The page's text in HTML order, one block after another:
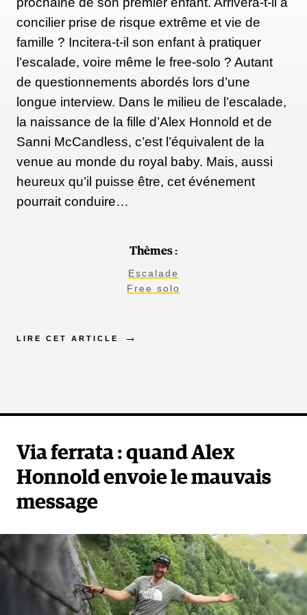
concilier prise de risque extrême et vie de
famille ? Incitera-t-il son enfant à pratiquer
l’escalade, voire même le free-solo ? Autant
de questionnements abordés lors d’une
longue interview. Dans le milieu de l’escalade,
la naissance de la fille d’Alex Honnold et de
Sanni McCandless, c’est l’équivalent de la
venue au monde du royal baby. Mais, aussi
heureux qu’il puisse être, cet événement
pourrait conduire…
Thèmes :
Escalade
Free solo
LIRE CET ARTICLE
Via ferrata : quand Alex
Honnold envoie le mauvais
message